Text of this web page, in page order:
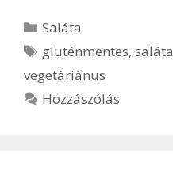
Kategória
Saláta
Címkék
gluténmentes,saláta
vegetáriánus
Hozzászólás